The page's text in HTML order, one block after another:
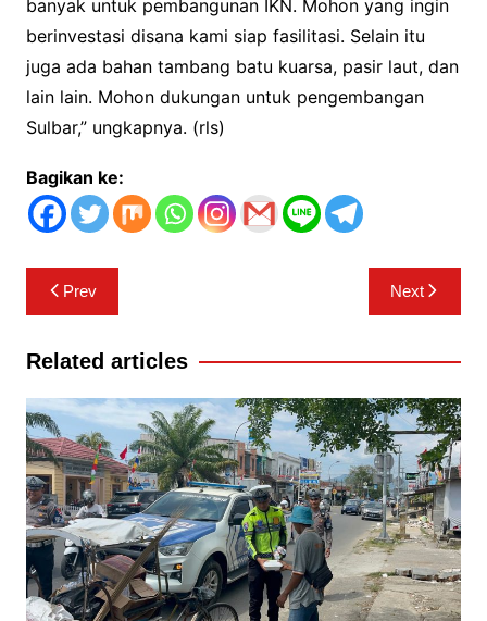
banyak untuk pembangunan IKN. Mohon yang ingin
berinvestasi disana kami siap fasilitasi. Selain itu
juga ada bahan tambang batu kuarsa, pasir laut, dan
lain lain. Mohon dukungan untuk pengembangan
Sulbar,” ungkapnya. (rls)
Bagikan ke:
Navigasi
pos
Prev Next
Related articles